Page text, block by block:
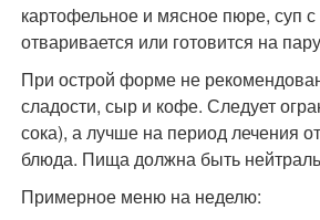
картофельное и мясное пюре, суп
отваривается или готовится на
При острой форме не
сладости, сыр и кофе. Следует
сока), а лучше на период лечения
блюда. Пища должна быть
Примерное меню на неделю: